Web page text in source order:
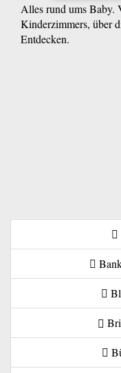
Alles rund ums Baby.
Kinderzimmers, über
Entdecken.